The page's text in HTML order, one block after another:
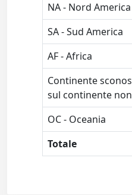
NA - Nord America
SA - Sud America
AF - Africa
Continente
sul continente
OC - Oceania
Totale